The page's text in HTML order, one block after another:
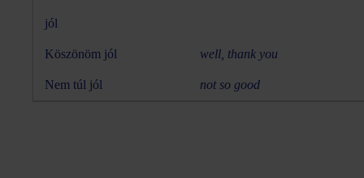
jól
Köszönöm jól well, thank you
Nem túl jól not so good